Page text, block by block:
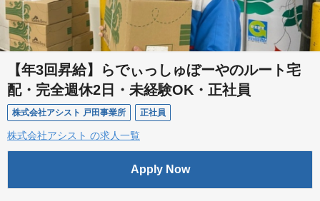
【年3回昇給】らでぃっしゅぼーやのルート宅
配・完全週休2日・未経験OK・正社員
株式会社アシスト 戸田事業所 正社員
株式会社アシスト の求人一覧
Apply Now